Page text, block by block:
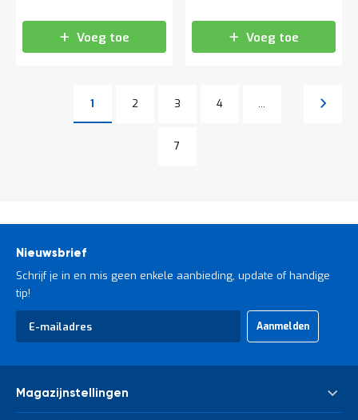
Voeg toe Voeg toe
U lees momenteel pagina
1 Pagina
2 Pagina
3 Pagina
4 ...
Pagina
7
Pagina
Nieuwsbrief
Schrijf je in en mis geen enkele aanbieding, update of handige
tip!
Abonneer
op
Aanmelden
Magazijnstellingen